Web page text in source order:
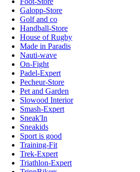
Galopp-Store
Golf and co
Handball-Store
House of Rugby
Made in Paradis
Nauti-wave
On-Fight
Padel-Expert
Pecheur-Store
Pet and Garden
Slowood Interior
Smash-Expert
Sneak'In
Sneakids
Sport is good
Training-Fit
Trek-Expert
Triathlon-Expert